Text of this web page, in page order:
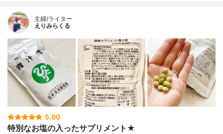
主婦/ライター
えりみらくる
5.00
特別なお塩の入ったサプリメント★